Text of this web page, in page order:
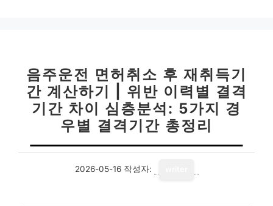
음주운전 면허취소 후 재취득기
간 계산하기 | 위반 이력별 결격
기간 차이 심층분석: 5가지 경
우별 결격기간 총정리
2026-05-16 작성자: